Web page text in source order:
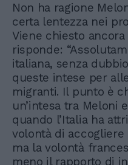
Non ha ragione
certa lentezza nei
Viene chiesto
risponde:
italiana, senza
queste intese per
migranti. Il punto è
un’intesa tra Meloni
quando l’Italia ha
volontà di
ma la volontà
meno il rapporto di